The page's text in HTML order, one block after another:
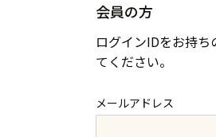
会員の方
ログインIDをお持
てください。
メールアドレス